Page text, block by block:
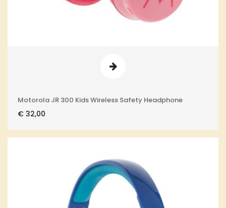
Motorola JR 300 Kids Wireless Safety Headphone
€ 32,00